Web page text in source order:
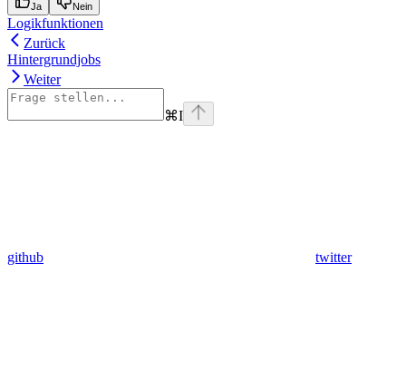
Ja Nein
Logikfunktionen
Zurück
Hintergrundjobs
Weiter
⌘I
github twitter